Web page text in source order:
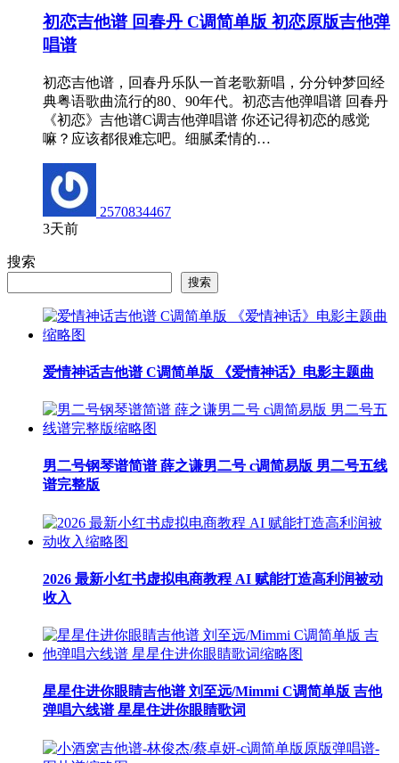
初恋吉他谱 回春丹 C调简单版 初恋原版吉他弹
唱谱
初恋吉他谱，回春丹乐队一首老歌新唱，分分钟梦回经
典粤语歌曲流行的80、90年代。初恋吉他弹唱谱 回春丹
《初恋》吉他谱C调吉他弹唱谱 你还记得初恋的感觉
嘛？应该都很难忘吧。细腻柔情的…
2570834467
3天前
搜索
搜索
爱情神话吉他谱 C调简单版 《爱情神话》电影主题曲
男二号钢琴谱简谱 薛之谦男二号 c调简易版 男二号五线
谱完整版
2026 最新小红书虚拟电商教程 AI 赋能打造高利润被动
收入
星星住进你眼睛吉他谱 刘至远/Mimmi C调简单版 吉他
弹唱六线谱 星星住进你眼睛歌词